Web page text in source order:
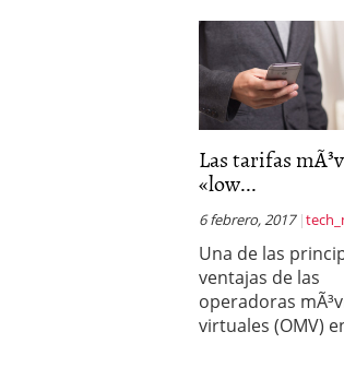
26/
Las tarifas
«low...
6 febrero, 2017
Una de las
ventajas de las
operadoras
virtuales (OMV)